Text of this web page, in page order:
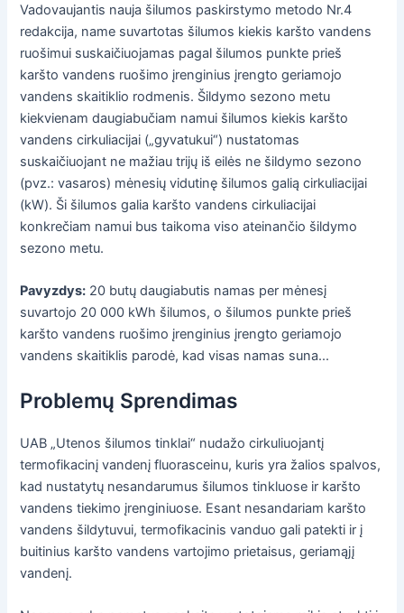
Vadovaujantis nauja šilumos paskirstymo metodo Nr.4
redakcija, name suvartotas šilumos kiekis karšto vandens
ruošimui suskaičiuojamas pagal šilumos punkte prieš
karšto vandens ruošimo įrenginius įrengto geriamojo
vandens skaitiklio rodmenis. Šildymo sezono metu
kiekvienam daugiabučiam namui šilumos kiekis karšto
vandens cirkuliacijai („gyvatukui“) nustatomas
suskaičiuojant ne mažiau trijų iš eilės ne šildymo sezono
(pvz.: vasaros) mėnesių vidutinę šilumos galią cirkuliacijai
(kW). Ši šilumos galia karšto vandens cirkuliacijai
konkrečiam namui bus taikoma viso ateinančio šildymo
sezono metu.
Pavyzdys: 20 butų daugiabutis namas per mėnesį
suvartojo 20 000 kWh šilumos, o šilumos punkte prieš
karšto vandens ruošimo įrenginius įrengto geriamojo
vandens skaitiklis parodė, kad visas namas suna...
Problemų Sprendimas
UAB „Utenos šilumos tinklai“ nudažo cirkuliuojantį
termofikacinį vandenį fluorasceinu, kuris yra žalios spalvos,
kad nustatytų nesandarumus šilumos tinkluose ir karšto
vandens tiekimo įrenginiuose. Esant nesandariam karšto
vandens šildytuvui, termofikacinis vanduo gali patekti ir į
buitinius karšto vandens vartojimo prietaisus, geriamąjį
vandenį.